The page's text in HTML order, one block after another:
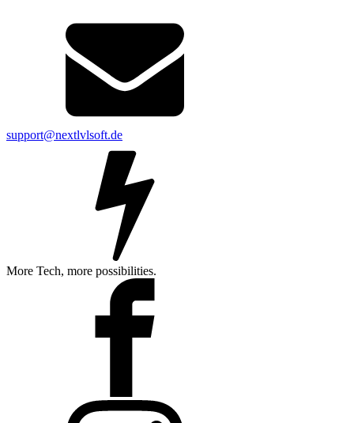
support@nextlvlsoft.de
More Tech, more possibilities.